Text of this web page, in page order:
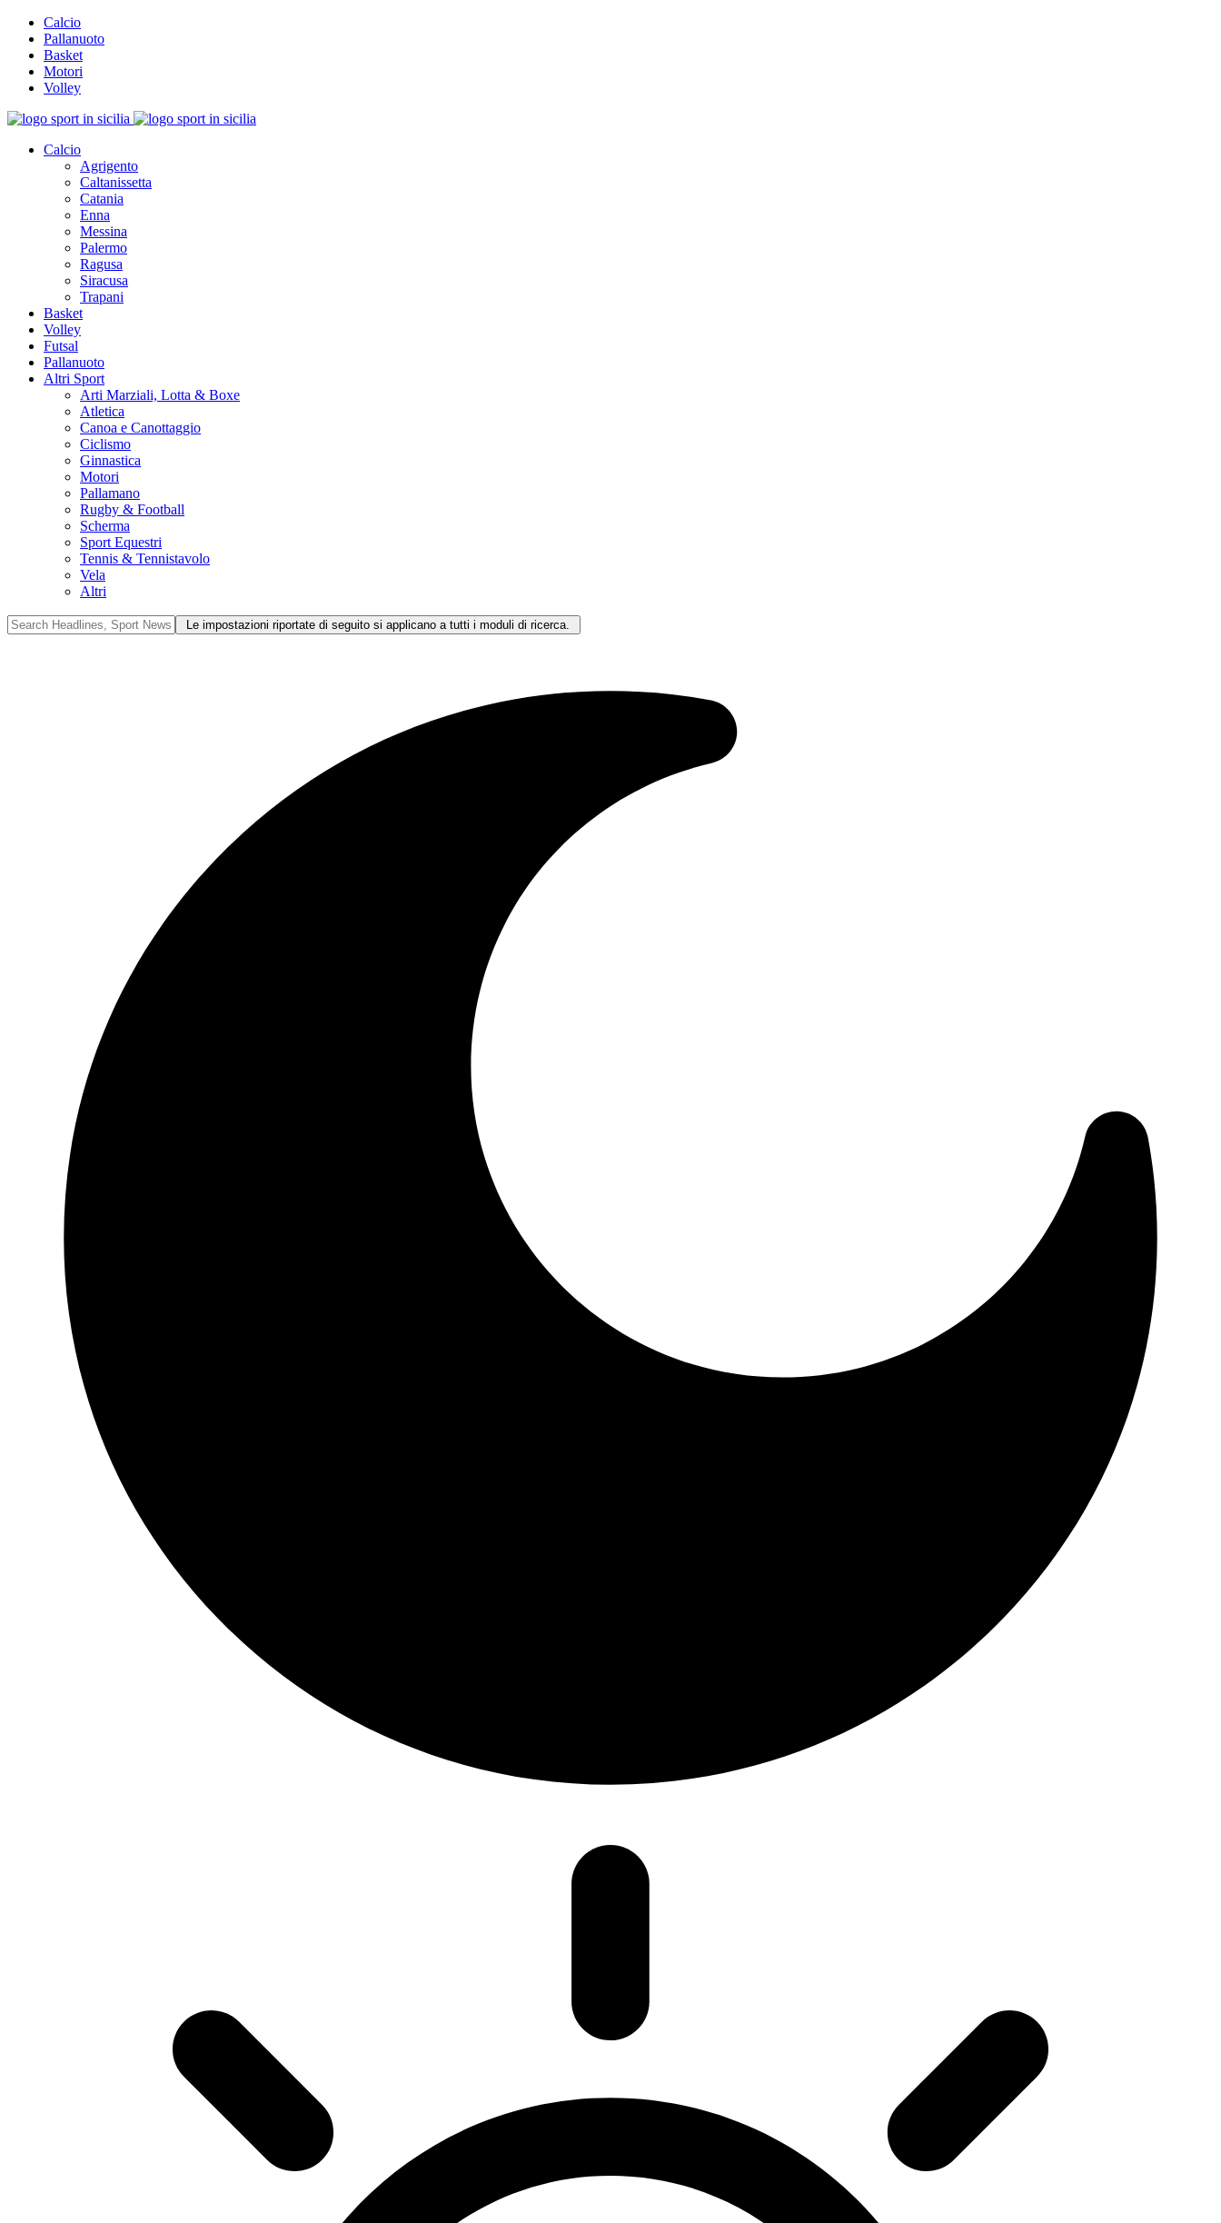
Calcio
Pallanuoto
Basket
Motori
Volley
Calcio
Agrigento
Caltanissetta
Catania
Enna
Messina
Palermo
Ragusa
Siracusa
Trapani
Basket
Volley
Futsal
Pallanuoto
Altri Sport
Arti Marziali, Lotta & Boxe
Atletica
Canoa e Canottaggio
Ciclismo
Ginnastica
Motori
Pallamano
Rugby & Football
Scherma
Sport Equestri
Tennis & Tennistavolo
Vela
Altri